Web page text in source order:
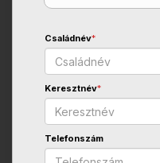
Családnév*
Keresztnév*
Telefonszám